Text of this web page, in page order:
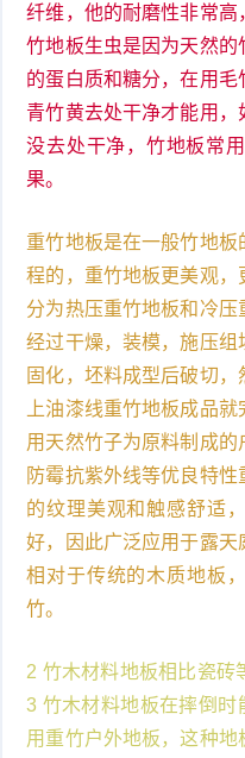
纤维，他的耐磨性非常
竹地板生虫是因为天然
的蛋白质和糖分，在用
青竹黄去处干净才能用
没去处干净，竹地板常
果。
重竹地板是在一般竹地板
程的，重竹地板更美观
分为热压重竹地板和冷
经过干燥，装模，施压
固化，坯料成型后破切
上油漆线重竹地板成品
用天然竹子为原料制成
防霉抗紫外线等优良特
的纹理美观和触感舒适
好，因此广泛应用于露
相对于传统的木质地板
竹。
2 竹木材料地板相比瓷砖
3 竹木材料地板在摔倒
用重竹户外地板，这种